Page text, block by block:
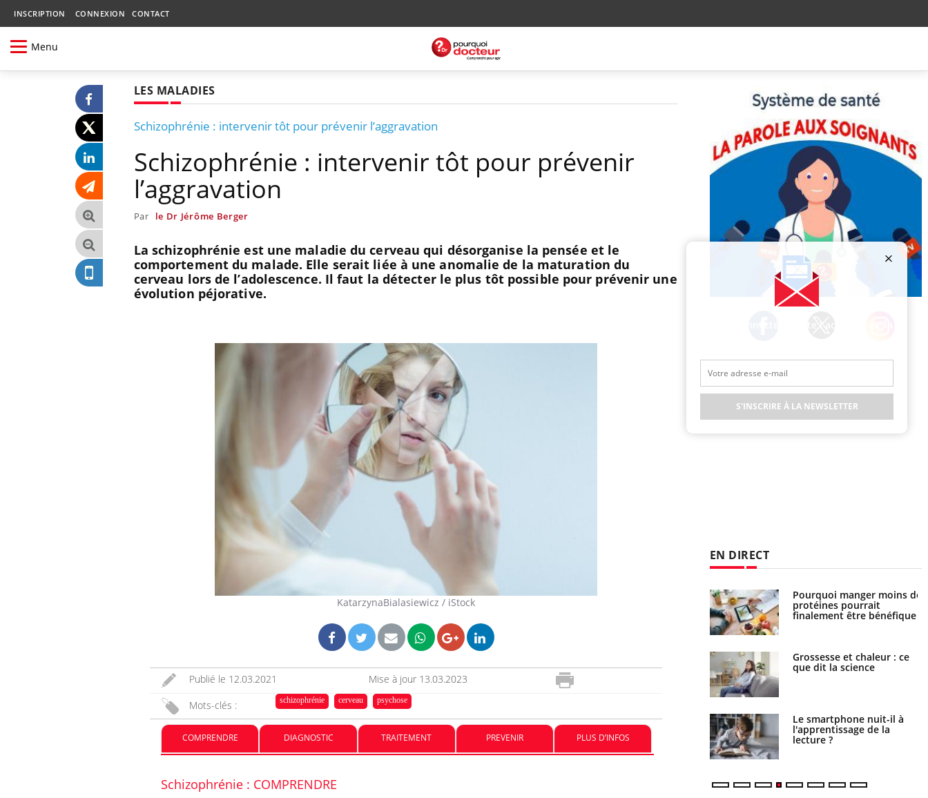
INSCRIPTION CONNEXION CONTACT
Menu
LES MALADIES
Schizophrénie : intervenir tôt pour prévenir l’aggravation
Schizophrénie : intervenir tôt pour prévenir
l’aggravation
Par le Dr Jérôme Berger
La schizophrénie est une maladie du cerveau qui désorganise la pensée et le
comportement du malade. Elle serait liée à une anomalie de la maturation du
cerveau lors de l’adolescence. Il faut la détecter le plus tôt possible pour prévenir une
évolution péjorative.
KatarzynaBialasiewicz / iStock
Publié le 12.03.2021 Mise à jour 13.03.2023
Mots-clés :
schizophrénie cerveau psychose
COMPRENDRE DIAGNOSTIC TRAITEMENT PREVENIR PLUS D’INFOS
Schizophrénie : COMPRENDRE
EN DIRECT
Cancer colorectal : une
West Nile : que se passe-t-
il dans le sud de la France ?
Les médicaments GLP-1
protègent-ils aussi les os ?
Cytomégalovirus : ce qui
change dans la prise en
enceintes
dormir la nuit ?
VIH : la fin du comprimé
tous les jours se profile-t-
elle enfin ?
Pourquoi votre ventre
le risque de noyade
Le Viagra pourrait-il freiner
la propagation du cancer ?
Pourquoi manger moins de
protéines pourrait
finalement être bénéfique
Grossesse et chaleur : ce
que dit la science
Le smartphone nuit-il à
l'apprentissage de la
lecture ?
S'INSCRIRE À LA NEWSLETTER